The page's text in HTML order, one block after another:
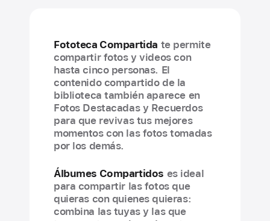
Fototeca Compartida te permite
compartir fotos y videos con
hasta cinco personas. El
contenido compartido de la
biblioteca también aparece en
Fotos Destacadas y Recuerdos
para que revivas tus mejores
momentos con las fotos tomadas
por los demás.
Álbumes Compartidos es ideal
para compartir las fotos que
quieras con quienes quieras:
combina las tuyas y las que